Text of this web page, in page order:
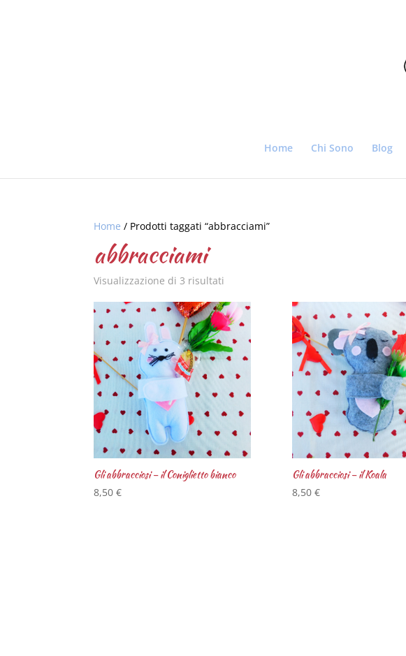
Home Chi Sono Blog
Home / Prodotti taggati “abbracciami”
abbracciami
Visualizzazione di 3 risultati
Gli abbracciosi – il Coniglietto bianco
8,50€
Gli abbracciosi – il Koala
8,50 €